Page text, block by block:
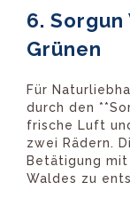
6.
Grünen
Für
durch den
frische Luft
zwei Rädern.
Betätigung
Waldes zu